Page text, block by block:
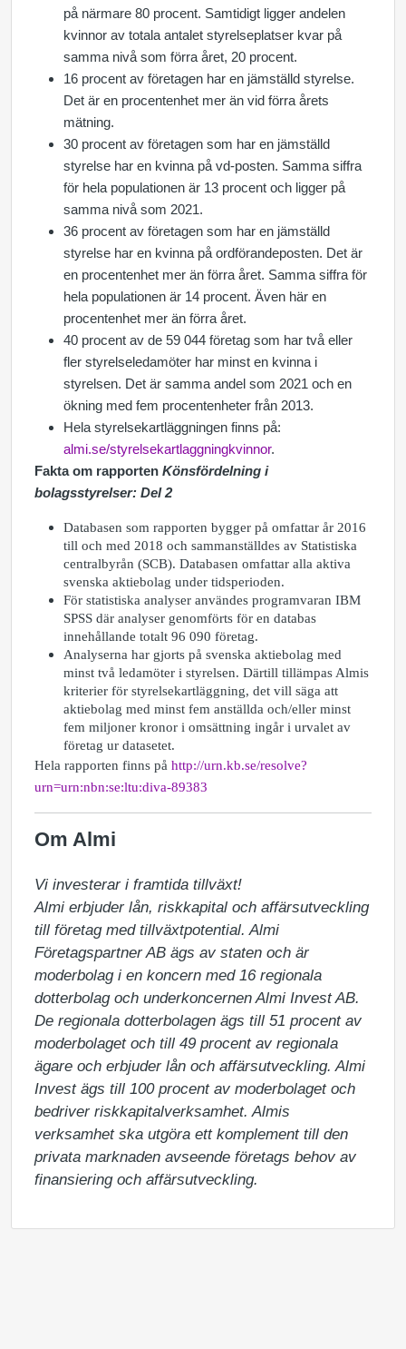
på närmare 80 procent. Samtidigt ligger andelen
kvinnor av totala antalet styrelseplatser kvar på
samma nivå som förra året, 20 procent.
16 procent av företagen har en jämställd styrelse.
Det är en procentenhet mer än vid förra årets
mätning.
30 procent av företagen som har en jämställd
styrelse har en kvinna på vd-posten. Samma siffra
för hela populationen är 13 procent och ligger på
samma nivå som 2021.
36 procent av företagen som har en jämställd
styrelse har en kvinna på ordförandeposten. Det är
en procentenhet mer än förra året. Samma siffra för
hela populationen är 14 procent. Även här en
procentenhet mer än förra året.
40 procent av de 59 044 företag som har två eller
fler styrelseledamöter har minst en kvinna i
styrelsen. Det är samma andel som 2021 och en
ökning med fem procentenheter från 2013.
Hela styrelsekartläggningen finns på:
almi.se/styrelsekartlaggningkvinnor.
Fakta om rapporten Könsfördelning i
bolagsstyrelser: Del 2
Databasen som rapporten bygger på omfattar år 2016
till och med 2018 och sammanställdes av Statistiska
centralbyrån (SCB). Databasen omfattar alla aktiva
svenska aktiebolag under tidsperioden.
För statistiska analyser användes programvaran IBM
SPSS där analyser genomförts för en databas
innehållande totalt 96 090 företag.
Analyserna har gjorts på svenska aktiebolag med
minst två ledamöter i styrelsen. Därtill tillämpas Almis
kriterier för styrelsekartläggning, det vill säga att
aktiebolag med minst fem anställda och/eller minst
fem miljoner kronor i omsättning ingår i urvalet av
företag ur datasetet.
Hela rapporten finns på http://urn.kb.se/resolve?
urn=urn:nbn:se:ltu:diva-89383
Om Almi
Vi investerar i framtida tillväxt!
Almi erbjuder lån, riskkapital och affärsutveckling
till företag med tillväxtpotential. Almi
Företagspartner AB ägs av staten och är
moderbolag i en koncern med 16 regionala
dotterbolag och underkoncernen Almi Invest AB.
De regionala dotterbolagen ägs till 51 procent av
moderbolaget och till 49 procent av regionala
ägare och erbjuder lån och affärsutveckling. Almi
Invest ägs till 100 procent av moderbolaget och
bedriver riskkapitalverksamhet. Almis
verksamhet ska utgöra ett komplement till den
privata marknaden avseende företags behov av
finansiering och affärsutveckling.